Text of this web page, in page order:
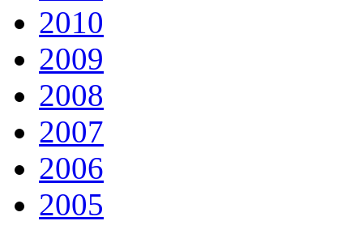
2010
2009
2008
2007
2006
2005